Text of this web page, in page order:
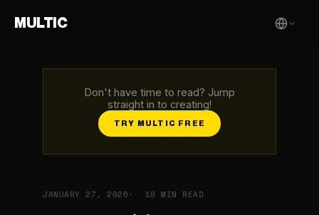
MULTIC
Don't have time to read? Jump
straight in to creating!
TRY MULTIC FREE
JANUARY 27, 2026 10 MIN READ